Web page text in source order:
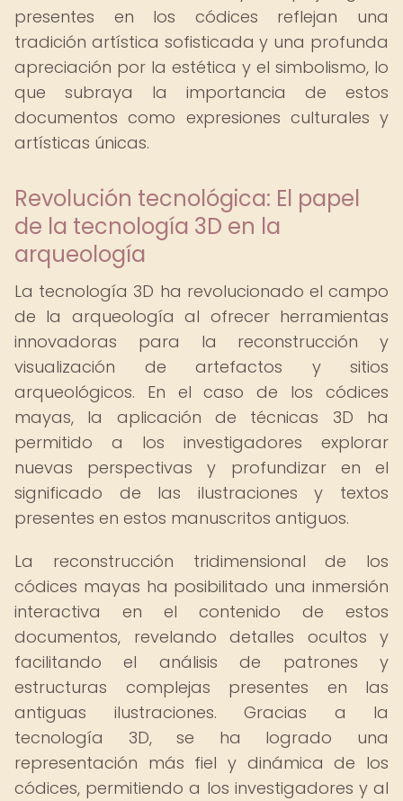
presentes en los códices reflejan una
tradición artística sofisticada y una profunda
apreciación por la estética y el simbolismo, lo
que subraya la importancia de estos
documentos como expresiones culturales y
artísticas únicas.
Revolución tecnológica: El papel
de la tecnología 3D en la
arqueología
La tecnología 3D ha revolucionado el campo
de la arqueología al ofrecer herramientas
innovadoras para la reconstrucción y
visualización de artefactos y sitios
arqueológicos. En el caso de los códices
mayas, la aplicación de técnicas 3D ha
permitido a los investigadores explorar
nuevas perspectivas y profundizar en el
significado de las ilustraciones y textos
presentes en estos manuscritos antiguos.
La reconstrucción tridimensional de los
códices mayas ha posibilitado una inmersión
interactiva en el contenido de estos
documentos, revelando detalles ocultos y
facilitando el análisis de patrones y
estructuras complejas presentes en las
antiguas ilustraciones. Gracias a la
tecnología 3D, se ha logrado una
representación más fiel y dinámica de los
códices, permitiendo a los investigadores y al